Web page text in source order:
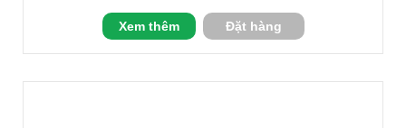
Xem thêm Đặt hàng